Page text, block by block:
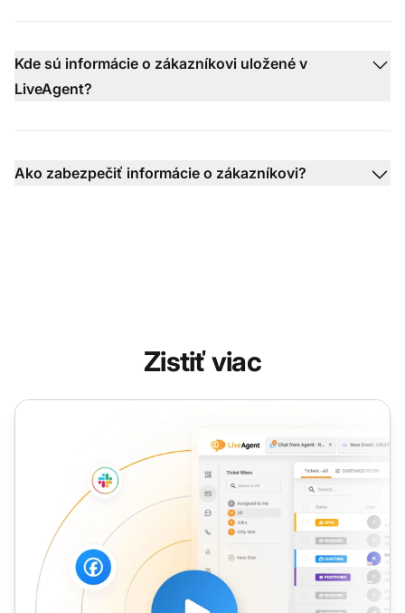
Kde sú informácie o zákazníkovi uložené v
LiveAgent?
Ako zabezpečiť informácie o zákazníkovi?
Zistiť viac
Zoznamy zákazníkov